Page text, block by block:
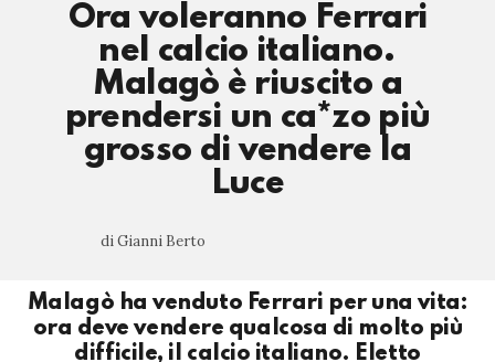
Ora voleranno Ferrari
nel calcio italiano.
Malagò è riuscito a
prendersi un ca*zo più
grosso di vendere la
Luce
di Gianni Berto
Malagò ha venduto Ferrari per una vita:
ora deve vendere qualcosa di molto più
difficile, il calcio italiano. Eletto